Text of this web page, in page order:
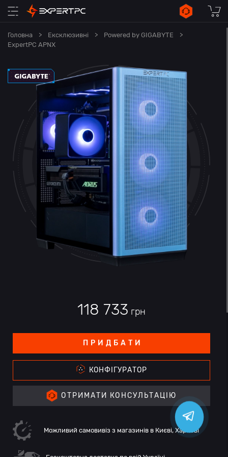
Головна > Ексклюзивні > Powered by GIGABYTE
>
ExpertPC APNX
118 733 грн
ПРИДБАТИ
КОНФІГУРАТОР
ОТРИМАТИ КОНСУЛЬТАЦІЮ
Можливий самовивіз з магазинів в Києві, Харкові